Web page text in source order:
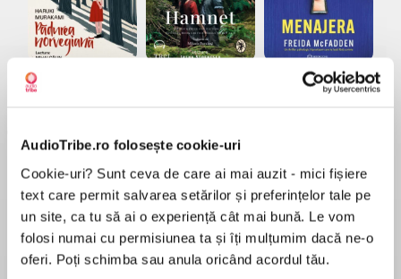
AudioTribe.ro folosește cookie-uri
Cookie-uri? Sunt ceva de care ai mai auzit - mici fișiere
text care permit salvarea setărilor și preferințelor tale pe
un site, ca tu să ai o experiență cât mai bună. Le vom
folosi numai cu permisiunea ta și îți mulțumim dacă ne-o
oferi. Poți schimba sau anula oricând acordul tău.
Pădurea norvegiană
Elita de Argint (Elita
de...
Dani Francis
Diavolul se îmbracă de
la...
Lauren Weisberger
Menajera
Freida McFadden
Migdală
Sohn Won-pyung